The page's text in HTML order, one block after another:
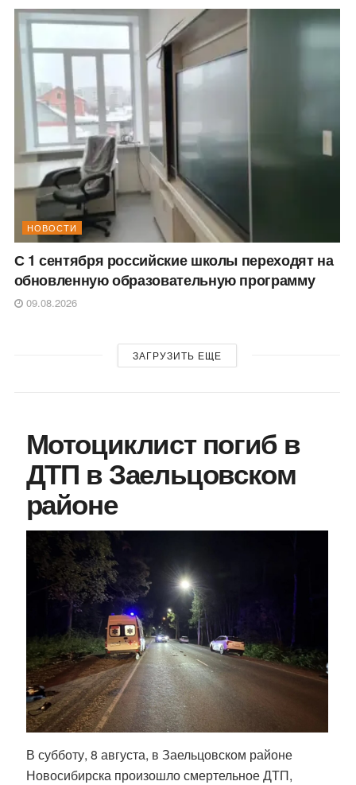
НОВОСТИ
С 1 сентября российские школы переходят на
обновленную образовательную программу
09.08.2026
ЗАГРУЗИТЬ ЕЩЕ
Мотоциклист погиб в
ДТП в Заельцовском
районе
В субботу, 8 августа, в Заельцовском районе
Новосибирска произошло смертельное ДТП,